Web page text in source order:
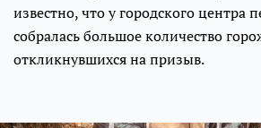
известно, что у городского центра
собралась большое количество
откликнувшихся на призыв.